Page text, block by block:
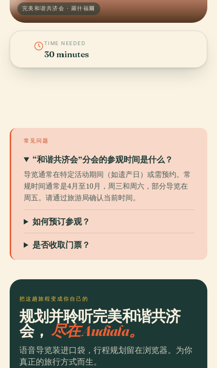
完美和谐共济会 · 羅什福爾
TIME NEEDED
30 minutes
常见问题
“和谐共济会”分会的参观时间是什么？
导览通常在特定活动期间（如遗产日）或需预约。常
规时间通常是4月至10月，周三和周六，部分导览在
周五。请通过旅游局确认当前时间。
如何预订参观？
是否收取门票？
把这趟旅程变成你自己的
规划并聆听完美和谐共济
会， 尽在 Audiala。
语音导览装进口袋，行程规划留在浏览器。为你
真正的旅行方式而生。